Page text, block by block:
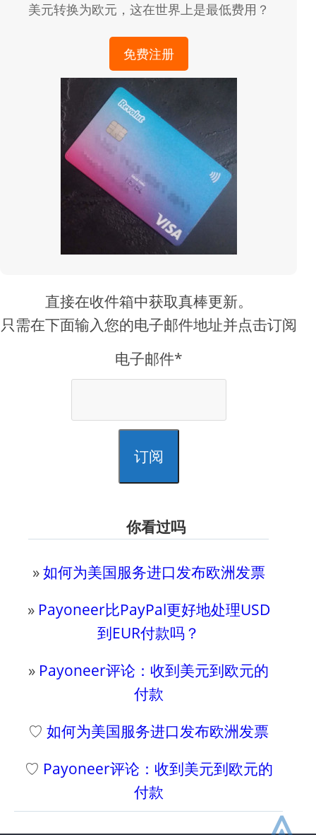
美元转换为欧元，这在世界上是最低费用？
免费注册
直接在收件箱中获取真棒更新。
只需在下面输入您的电子邮件地址并点击订阅
电子邮件*
订阅
你看过吗
»如何为美国服务进口发布欧洲发票
» Payoneer比PayPal更好地处理USD
到EUR付款吗？
» Payoneer评论：收到美元到欧元的
付款
♡如何为美国服务进口发布欧洲发票
♡ Payoneer评论：收到美元到欧元的
付款